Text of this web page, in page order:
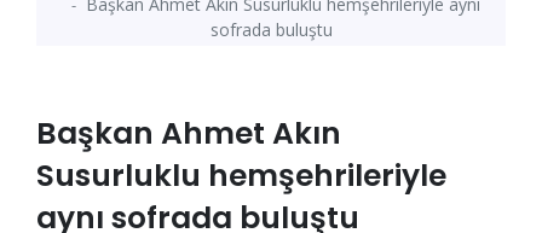
sofrada buluştu
Başkan Ahmet Akın
Susurluklu hemşehrileriyle
aynı sofrada buluştu